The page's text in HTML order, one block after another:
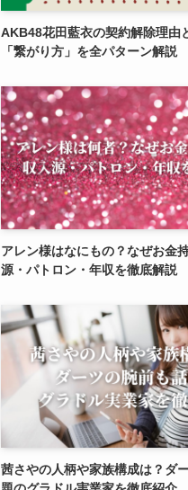
AKB48花田藍衣の契約解除理由
「繋がり方」を全パターン解説
アレン様はなにもの？なぜお金
源・パトロン・年収を徹底解説
茜さやの人柄や家族構成は？ダ